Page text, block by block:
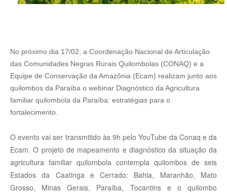
No próximo dia 17/02, a Coordenação Nacional de Articulação
das Comunidades Negras Rurais Quilombolas (CONAQ) e a
Equipe de Conservação da Amazônia (Ecam) realizam junto aos
quilombos da Paraíba o webinar Diagnóstico da Agricultura
familiar quilombola da Paraíba: estratégias para o
fortalecimento.
O evento vai ser transmitido às 9h pelo YouTube da Conaq e da
Ecam. O projeto de mapeamento e diagnóstico da situação da
agricultura familiar quilombola contempla quilombos de seis
Estados da Caatinga e Cerrado: Bahia, Maranhão, Mato
Grosso, Minas Gerais, Paraíba, Tocantins e o quilombo